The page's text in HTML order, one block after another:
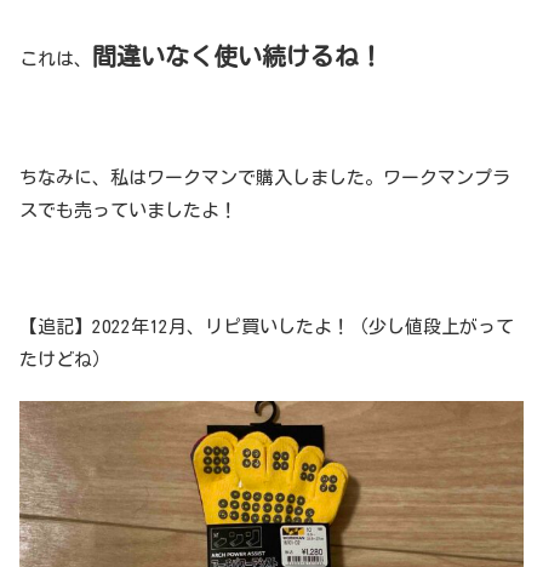
これは、 間違いなく使い続けるね！
ちなみに、私はワークマンで購入しました。ワークマンプラ
スでも売っていましたよ！
【追記】2022年12月、リピ買いしたよ！（少し値段上がって
たけどね）